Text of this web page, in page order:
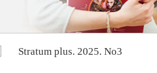
Stratum plus. 2025. No3